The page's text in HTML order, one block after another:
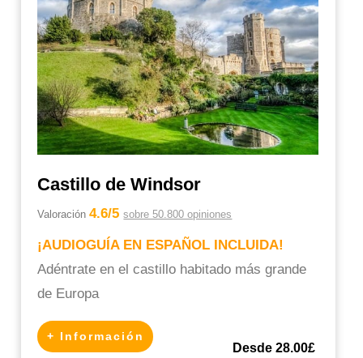
Castillo de Windsor
Valoración4.6/5sobre 50.800 opiniones
¡AUDIOGUÍA EN ESPAÑOL INCLUIDA!
Adéntrate en el castillo habitado más grande
de Europa
+ Información
Desde 28.00£